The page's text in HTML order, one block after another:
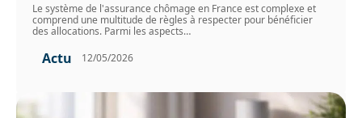
Le système de l'assurance chômage en France est complexe et
comprend une multitude de règles à respecter pour bénéficier
des allocations. Parmi les aspects…
Actu 12/05/2026